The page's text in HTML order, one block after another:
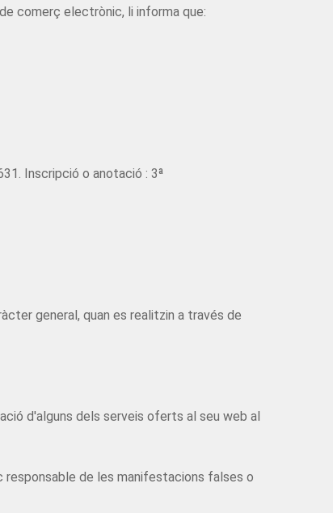
comerç electrònic, li informa que:
Inscripció o anotació : 3ª
general, quan es realitzin a través de
d'alguns dels serveis oferts al seu web al
responsable de les manifestacions falses o